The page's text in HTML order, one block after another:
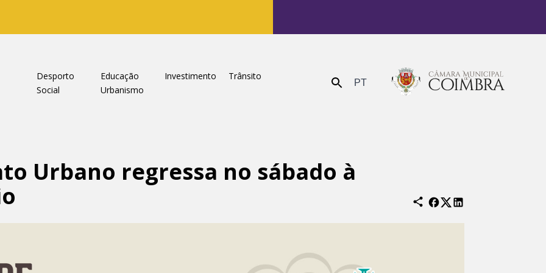
Desporto Educação Investimento
Trânsito
Social
Urbanismo Enviar PT
Urbano regressa no sábado à